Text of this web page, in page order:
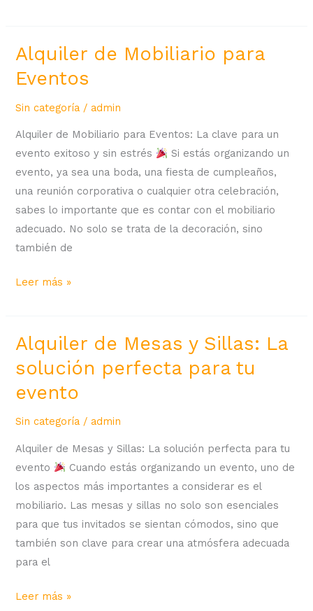
Alquiler de Mobiliario para
Eventos
Sin categoría / admin
Alquiler de Mobiliario para Eventos: La clave para un
evento exitoso y sin estrés
Si estás organizando un
evento, ya sea una boda, una fiesta de cumpleaños,
una reunión corporativa o cualquier otra celebración,
sabes lo importante que es contar con el mobiliario
adecuado. No solo se trata de la decoración, sino
también de
Alquiler
de
Mobiliario
para
Leer más »
Alquiler de Mesas y Sillas: La
solución perfecta para tu
evento
Sin categoría / admin
Alquiler de Mesas y Sillas: La solución perfecta para tu
evento
Cuando estás organizando un evento, uno de
los aspectos más importantes a considerar es el
mobiliario. Las mesas y sillas no solo son esenciales
para que tus invitados se sientan cómodos, sino que
también son clave para crear una atmósfera adecuada
para el
Alquiler
Mesas
y
Sillas:
solución
perfecta
para
tu
evento
Leer más »